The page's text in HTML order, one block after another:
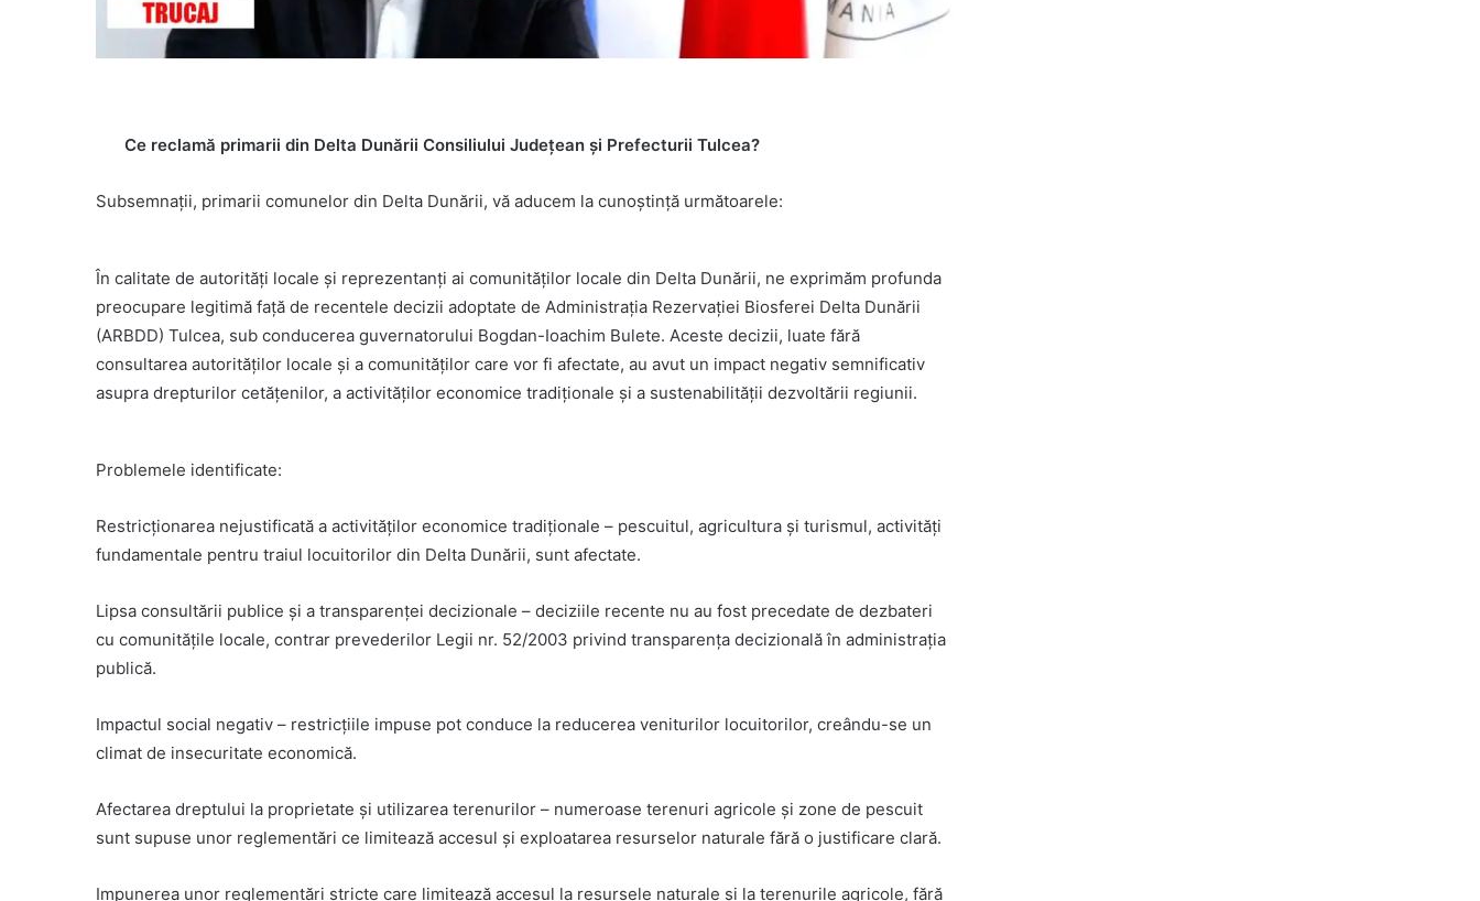
Ce reclamă primarii din Delta Dunării Consiliului Județean și Prefecturii Tulcea?
Subsemnații, primarii comunelor din Delta Dunării, vă aducem la cunoștință următoarele:
În calitate de autorități locale și reprezentanți ai comunităților locale din Delta Dunării, ne exprimăm profunda
preocupare legitimă față de recentele decizii adoptate de Administrația Rezervației Biosferei Delta Dunării
(ARBDD) Tulcea, sub conducerea guvernatorului Bogdan-Ioachim Bulete. Aceste decizii, luate fără
consultarea autorităților locale și a comunităților care vor fi afectate, au avut un impact negativ semnificativ
asupra drepturilor cetățenilor, a activităților economice tradiționale și a sustenabilității dezvoltării regiunii.
Problemele identificate:
Restricționarea nejustificată a activităților economice tradiționale – pescuitul, agricultura și turismul, activități
fundamentale pentru traiul locuitorilor din Delta Dunării, sunt afectate.
Lipsa consultării publice și a transparenței decizionale – deciziile recente nu au fost precedate de dezbateri
cu comunitățile locale, contrar prevederilor Legii nr. 52/2003 privind transparența decizională în administrația
publică.
Impactul social negativ – restricțiile impuse pot conduce la reducerea veniturilor locuitorilor, creându-se un
climat de insecuritate economică.
Afectarea dreptului la proprietate și utilizarea terenurilor – numeroase terenuri agricole și zone de pescuit
sunt supuse unor reglementări ce limitează accesul și exploatarea resurselor naturale fără o justificare clară.
Impunerea unor reglementări stricte care limitează accesul la resursele naturale și la terenurile agricole, fără